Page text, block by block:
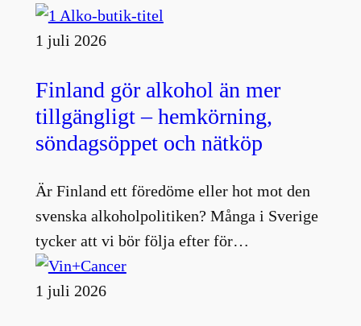
1 juli 2026
Finland gör alkohol än mer
tillgängligt – hemkörning,
söndagsöppet och nätköp
Är Finland ett föredöme eller hot mot den
svenska alkoholpolitiken? Många i Sverige
tycker att vi bör följa efter för…
1 juli 2026